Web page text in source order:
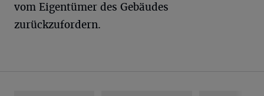
vom Eigentümer des Gebäudes
zurückzufordern.